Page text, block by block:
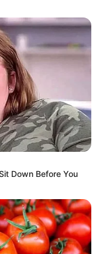
Down Before You